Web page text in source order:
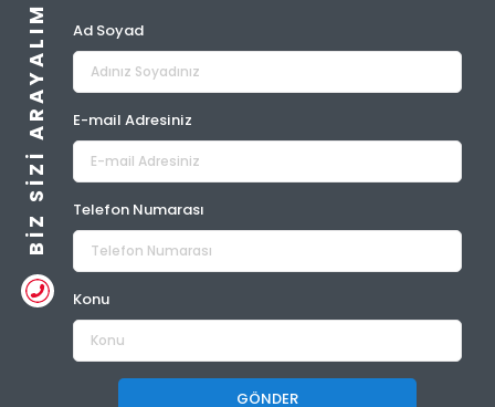
BIZ SIZI ARAYALIM Ad Soyad
E-mail Adresiniz
Telefon Numarası
Konu
GÖNDER